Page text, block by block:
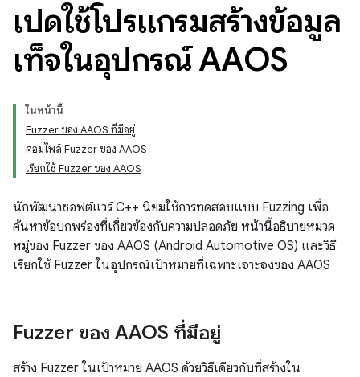
เปิดใช้โปรแกรมสร้างข้อมูล
เท็จในอุปกรณ์ AAOS
ในหน้านี้
Fuzzer ของ AAOS ที่มีอยู่
คอมไพล์ Fuzzer ของ AAOS
เรียกใช้ Fuzzer ของ AAOS
นักพัฒนาซอฟต์แวร์ C++ นิยมใช้การทดสอบแบบ Fuzzing เพื่อ
ค้นหาข้อบกพร่องที่เกี่ยวข้องกับความปลอดภัย หน้านี้อธิบายหมวด
หมู่ของ Fuzzer ของ AAOS (Android Automotive OS) และวิธี
เรียกใช้ Fuzzer ในอุปกรณ์เป้าหมายที่เฉพาะเจาะจงของ AAOS
Fuzzer ของ AAOS ที่มีอยู่
สร้าง Fuzzer ในเป้าหมาย AAOS ด้วยวิธีเดียวกับที่สร้างใน